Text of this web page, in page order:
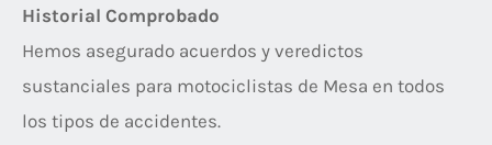
Historial Comprobado
Hemos asegurado acuerdos y veredictos
sustanciales para motociclistas de Mesa en todos
los tipos de accidentes.